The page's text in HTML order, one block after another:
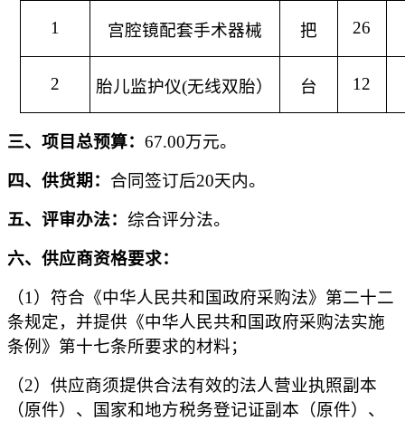
1 宫腔镜配套手术器械 把 26
2 胎儿监护仪(无线双胎） 台 12
三、 项目总预算： 67.00万元。
四、供货期： 合同签订后20天内。
五、评审办法： 综合评分法。
六、 供应商资格要求：
（1）符合《中华人民共和国政府采购法》第二十二
条规定， 并提供《中华人民共和国政府采购法实施
条例》第十七条所要求的材料；
（2） 供应商须提供合法有效的法人营业执照副本
（原件）、国家和地方税务登记证副本（原件）、